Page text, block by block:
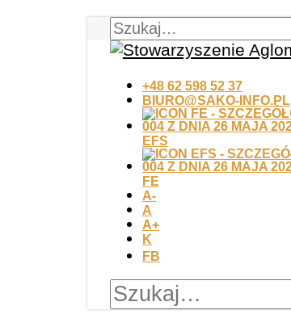
+48 62 598 52 37
BIURO@SAKO-INFO.PL
EFS
FE
A-
A
A+
K
FB